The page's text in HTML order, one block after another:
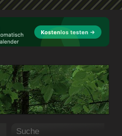
Suche